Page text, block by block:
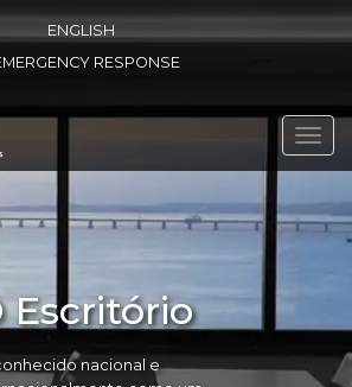
ENGLISH
RESPONSE
Escritório
nacional e